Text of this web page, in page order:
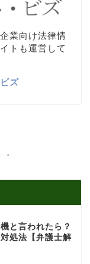
業向け法律情
トも運営して
ズ
と言われたら？
処法【弁護士解